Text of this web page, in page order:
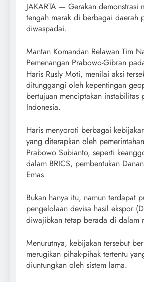
JAKARTA — Gerakan demonstrasi
tengah marak di berbagai daerah
diwaspadai.
Mantan Komandan Relawan Tim
Pemenangan Prabowo-Gibran
Haris Rusly Moti, menilai aksi
ditunggangi oleh kepentingan
bertujuan menciptakan instabilitas
Indonesia.
Haris menyoroti berbagai
yang diterapkan oleh
Prabowo Subianto, seperti
dalam BRICS, pembentukan
Emas.
Bukan hanya itu, namun terdapat
pengelolaan devisa hasil ekspor
diwajibkan tetap berada di dalam
Menurutnya, kebijakan tersebut
merugikan pihak-pihak tertentu
diuntungkan oleh sistem lama.